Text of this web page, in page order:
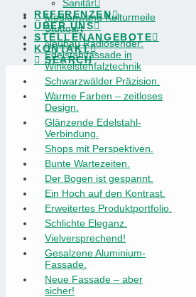
Sanitär
REFERENZEN
ÜBER UNS
STELLENANGEBOTE
KONTAKT
SEARCH
Medienwand Kulturmeile
Stuttgart
Neubau Radiosender:
Edelstahlfassade in
Winkelstehfalztechnik
Schwarzwälder Präzision.
Warme Farben – zeitloses
Design.
Glänzende Edelstahl-
Verbindung.
Shops mit Perspektiven.
Bunte Wartezeiten.
Der Bogen ist gespannt.
Ein Hoch auf den Kontrast.
Erweitertes Produktportfolio.
Schlichte Eleganz.
Vielversprechend!
Gesalzene Aluminium-
Fassade.
Neue Fassade – aber
sicher!